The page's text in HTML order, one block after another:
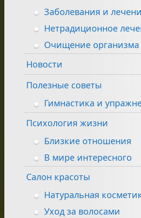
Заболевания и
Нетрадиционное
Очищение организма
Новости
Полезные советы
Гимнастика и
Психология жизни
Близкие отношения
В мире интересного
Салон красоты
Натуральная
Уход за волосами